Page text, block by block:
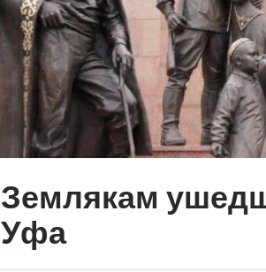
Землякам
Уфа